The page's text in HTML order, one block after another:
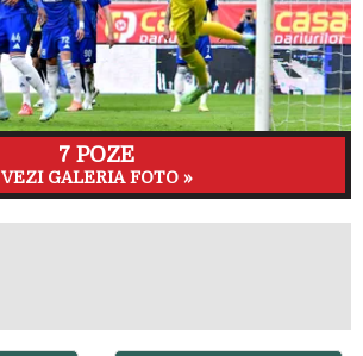
7 POZE
VEZI GALERIA FOTO »